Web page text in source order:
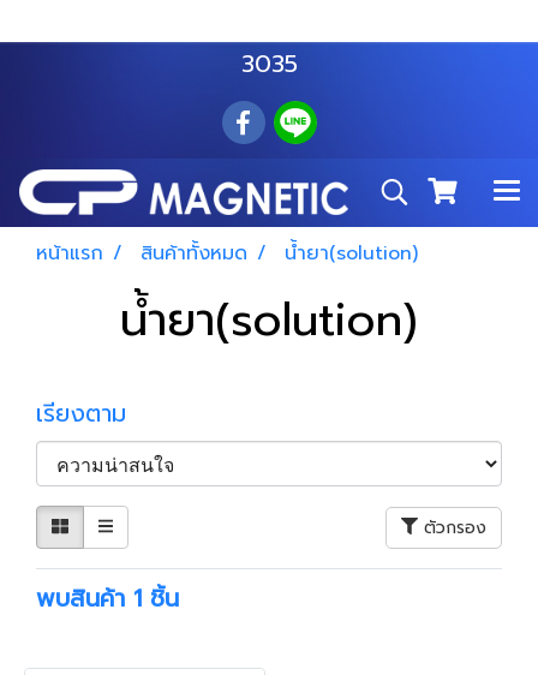
3035
หน้าแรก สินค้าทั้งหมด น้ำยา(solution)
น้ำยา(solution)
เรียงตาม
ตัวกรอง
พบสินค้า 1 ชิ้น